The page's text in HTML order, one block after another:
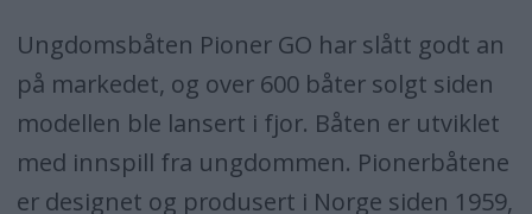
Ungdomsbåten Pioner GO har slått godt an
på markedet, og over 600 båter solgt siden
modellen ble lansert i fjor. Båten er utviklet
med innspill fra ungdommen. Pionerbåtene
er designet og produsert i Norge siden 1959,